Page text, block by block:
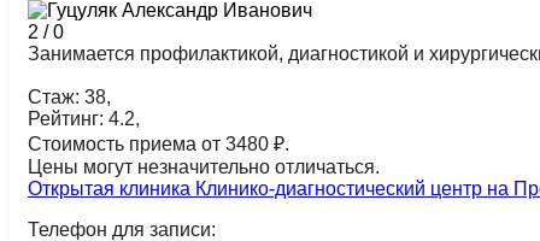
2 /0
Занимается профилактикой, диагностикой и
Стаж: 38,
Рейтинг: 4.2,
Стоимость приема от 3480 ₽.
Цены могут незначительно отличаться.
Открытая клиника Клинико-диагностический центр на
Телефон для записи: